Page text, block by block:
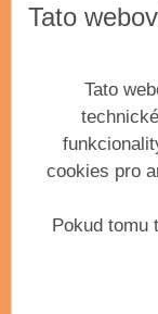
Tato
Tato
cookies pro
Pokud tomu